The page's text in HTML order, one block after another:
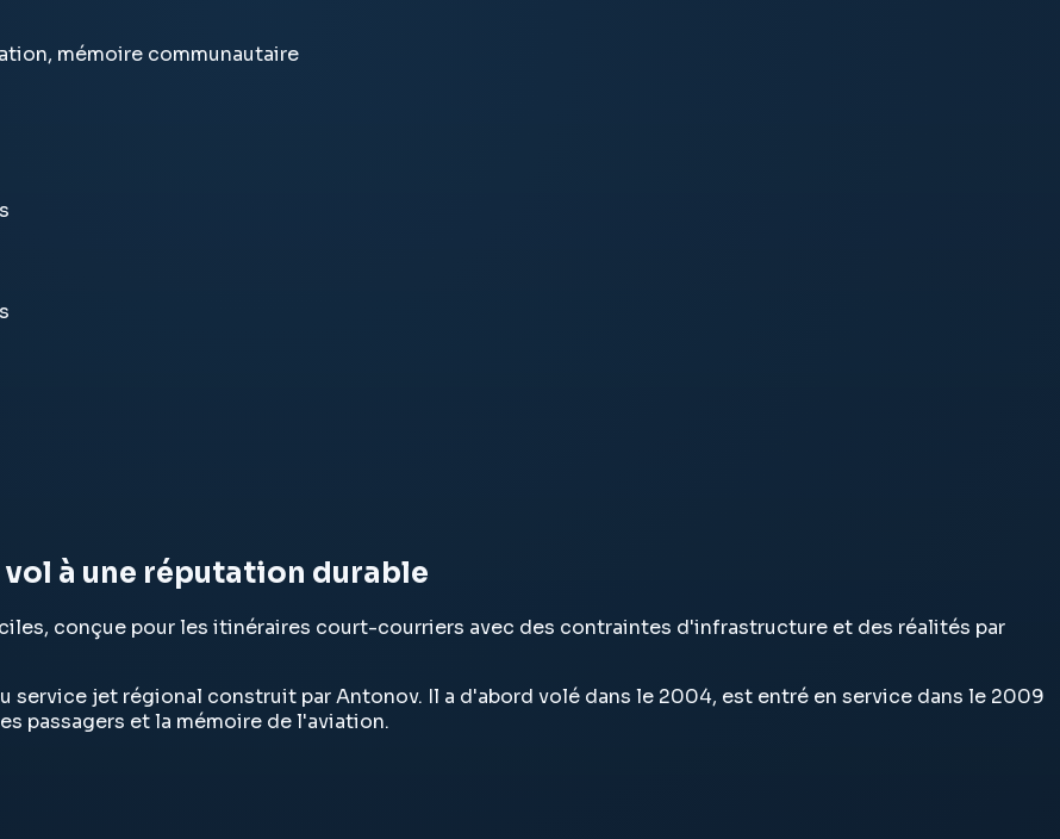
mémoire communautaire
à une réputation durable
conçue pour les itinéraires court-courriers avec des contraintes d'infrastructure et des réalités par
service jet régional construit par Antonov. Il a d'abord volé dans le 2004, est entré en service dans le 2009
passagers et la mémoire de l'aviation.